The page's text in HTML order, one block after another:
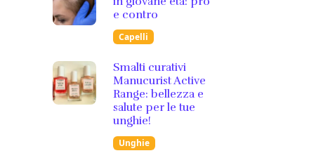
e contro
Capelli
Smalti curativi
Manucurist Active
Range: bellezza e
salute per le tue
unghie!
Unghie